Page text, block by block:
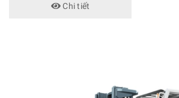
Chi tiết